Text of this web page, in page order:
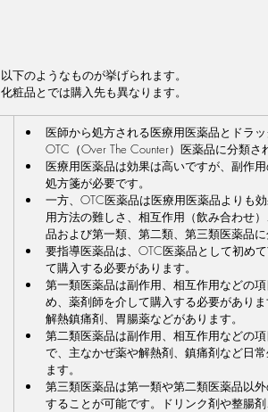
下のようなものが挙げられます。
粧品とでは購入先も異なります。
医師から処方される医療用医薬品とドラ
OTC（Over The Counter）医薬品に分類さ
医療用医薬品は効果は高いですが、副作
処方箋が必要です。
一方、OTC医薬品は医療用医薬品よりも
用方法の難しさ、相互作用（飲み合わせ
品および第一類、第二類、第三類医薬品に
要指導医薬品は、OTC医薬品として初め
て購入する必要があります。
第一類医薬品は副作用、相互作用などの
め、薬剤師を介して購入する必要があり
解熱鎮痛剤、胃腸薬などがあります。
第二類医薬品は副作用、相互作用などの
で、主なかぜ薬や解熱剤、鎮痛剤など日
ます。
第三類医薬品は第一類や第二類医薬品以
することが可能です。ドリンク剤や整腸剤